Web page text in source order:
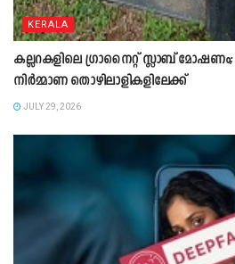
KERALA
കല്ലറകളിലെ ഗ്രാനൈറ്റ് സ്ലാബ്
നിർമ്മാണ തൊഴിലാളികളിലേക്ക്
JULY 29, 2026